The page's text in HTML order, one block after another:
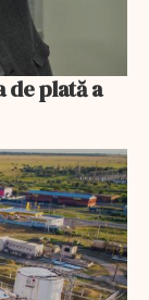
de plată a